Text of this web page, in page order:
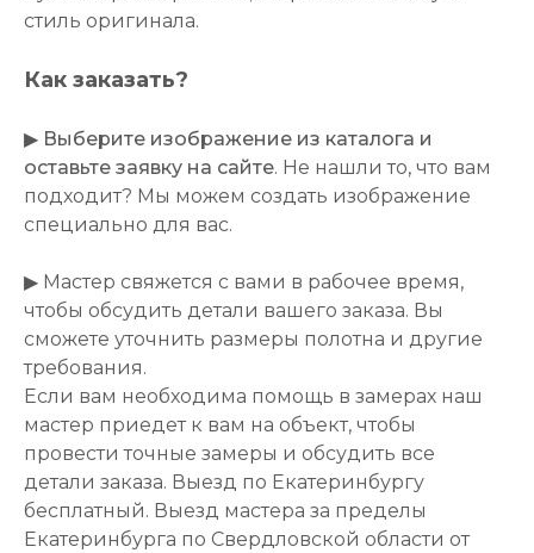
стиль оригинала.
Как заказать?
▶ Выберите изображение из каталога и
оставьте заявку на сайте. Не нашли то, что вам
подходит? Мы можем создать изображение
специально для вас.
▶ Мастер свяжется с вами в рабочее время,
чтобы обсудить детали вашего заказа. Вы
сможете уточнить размеры полотна и другие
требования.
Если вам необходима помощь в замерах наш
мастер приедет к вам на объект, чтобы
провести точные замеры и обсудить все
детали заказа. Выезд по Екатеринбургу
бесплатный. Выезд мастера за пределы
Екатеринбурга по Свердловской области от